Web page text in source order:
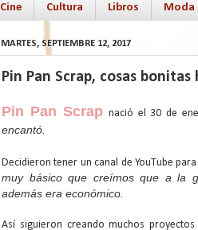
Cine Cultura Libros Moda
MARTES, SEPTIEMBRE 12, 2017
Pin Pan Scrap, cosas bonitas
Pin Pan Scrap nació el 30 de
encantó.
Decidieron tener un canal de YouTube
muy básico que creímos que a la
además era económico.
Así siguieron creando muchos